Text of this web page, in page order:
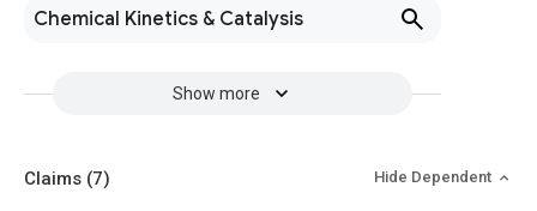
Chemical Kinetics & Catalysis
Show more
Claims (7) Hide Dependent